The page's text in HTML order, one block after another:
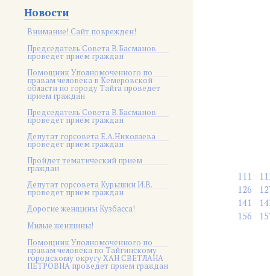
Новости
Внимание! Сайт поврежден!
Председатель Совета В.Басманов
проведет прием граждан
Помощник Уполномоченного по
правам человека в Кемеровской
области по городу Тайга проведет
прием граждан
Председатель Совета В.Басманов
проведет прием граждан
Депутат горсовета Е.А.Николаева
проведет прием граждан
Пройдет тематический прием
граждан
Депутат горсовета Курышин И.В.
проведет прием граждан
Дорогие женщины Кузбасса!
Милые женщины!
Помощник Уполномоченного по
правам человека по Тайгинскому
городскому округу ХАН СВЕТЛАНА
ПЕТРОВНА проведет прием граждан
111
126
141
156